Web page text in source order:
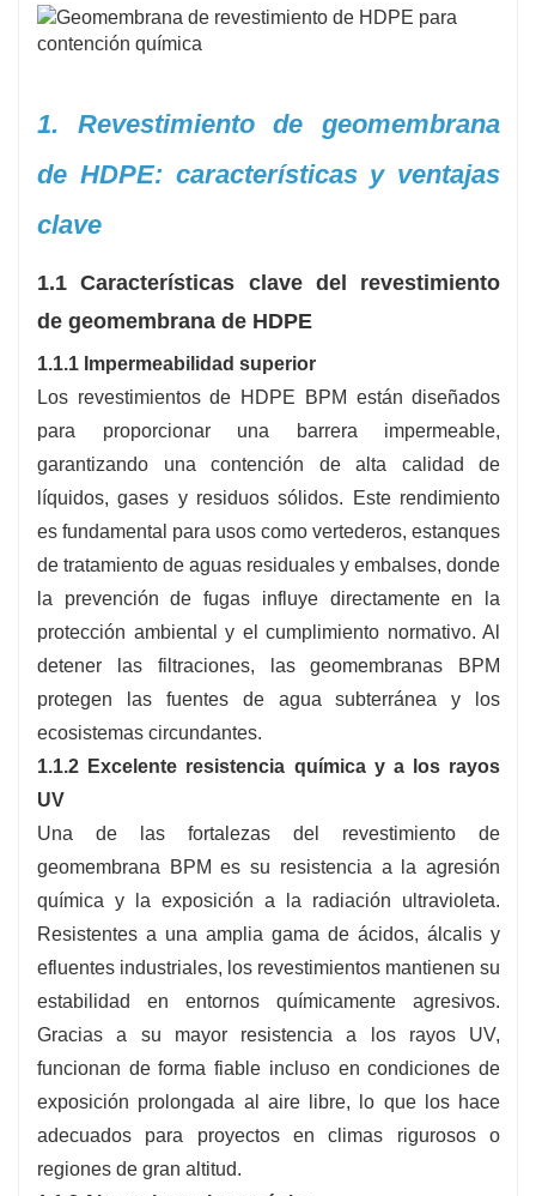
1. Revestimiento de geomembrana
de HDPE: características y ventajas
clave
1.1 Características clave del revestimiento
de geomembrana de HDPE
1.1.1 Impermeabilidad superior
Los revestimientos de HDPE BPM están diseñados
para proporcionar una barrera impermeable,
garantizando una contención de alta calidad de
líquidos, gases y residuos sólidos. Este rendimiento
es fundamental para usos como vertederos, estanques
de tratamiento de aguas residuales y embalses, donde
la prevención de fugas influye directamente en la
protección ambiental y el cumplimiento normativo. Al
detener las filtraciones, las geomembranas BPM
protegen las fuentes de agua subterránea y los
ecosistemas circundantes.
1.1.2 Excelente resistencia química y a los rayos
UV
Una de las fortalezas del revestimiento de
geomembrana BPM es su resistencia a la agresión
química y la exposición a la radiación ultravioleta.
Resistentes a una amplia gama de ácidos, álcalis y
efluentes industriales, los revestimientos mantienen su
estabilidad en entornos químicamente agresivos.
Gracias a su mayor resistencia a los rayos UV,
funcionan de forma fiable incluso en condiciones de
exposición prolongada al aire libre, lo que los hace
adecuados para proyectos en climas rigurosos o
regiones de gran altitud.